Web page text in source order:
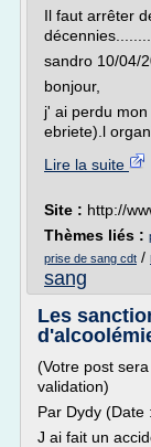
Il faut arrêter
sandro 10/04/
bonjour,
j' ai perdu
ebriete).l
Lire la suite
Site : http://
Thèmes liés :
prise de sang cdt /
sang
Les
(Votre post
validation)
Par Dydy (Date
J ai fait un